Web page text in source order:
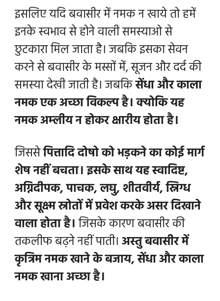
इसलिए यदि बवासीर में नमक न खाये तो हमें
इनके स्वभाव से होने वाली समस्याओ से
छुटकारा मिल जाता है। जबकि इसका सेवन
करने से बवासीर के मस्सों में, सूजन और दर्द की
समस्या देखी जाती है। जबकिसेंधा और काला
नमक एक अच्छा विकल्प है। क्योकि यह
नमक अम्लीय न होकर क्षारीय होता है।
जिससेपित्तादि दोषो को भड़कने का कोई मार्ग
शेष नहीं बचता। इसके साथ यह स्वादिष्ट,
अग्निदीपक, पाचक, लघु, शीतवीर्य, स्निग्ध
और सूक्ष्म स्रोतों में प्रवेश करके असर दिखाने
वाला होता है।जिसके कारण बवासीर की
तकलीफ बढ़ने नहीं पाती। अस्तु बवासीर में
कृत्रिम नमक खाने के बजाय, सेंधा और काला
नमक खाना अच्छा है।